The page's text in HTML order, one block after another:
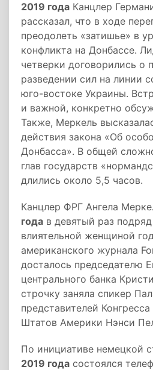
2019 года Канцлер
рассказал, что в ходе
преодолеть «затишье» в
конфликта на Донбассе.
четверки договорились о
разведении сил на линии
юго-востоке Украины.
и важной, конкретно
Также, Меркель
действия закона «Об
Донбасса». В общей
глав государств
длились около 5,5 часов.
Канцлер ФРГ Ангела
года в девятый раз
влиятельной женщиной
американского журнала
досталось председателю
центрального банка
строчку заняла спикер
представителей
Штатов Америки Нэнси
По инициативе немецкой
2019 года состоялся